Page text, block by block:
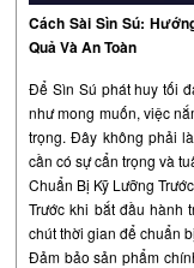
Cách Sài Sìn Sú:
Quả Và An Toàn
Để Sìn Sú phát huy tối
như mong muốn, việc
trọng. Đây không phải
cần có sự cẩn trọng và
Chuẩn Bị Kỹ Lưỡng
Trước khi bắt đầu hành
chút thời gian để chuẩn
Đảm bảo sản phẩm